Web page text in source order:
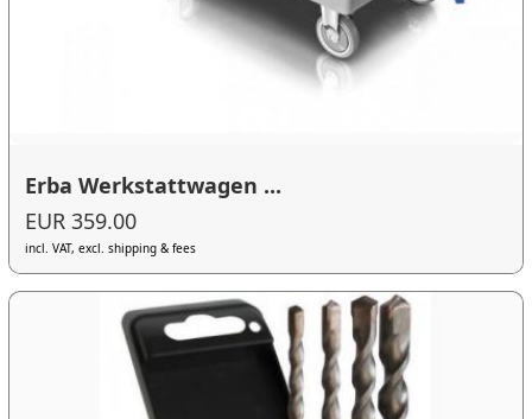
Erba Werkstattwagen ...
EUR 359.00
incl. VAT, excl. shipping & fees